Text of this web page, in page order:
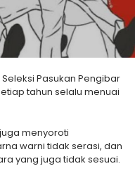
Seleksi Pasukan Pengibar
tahun selalu menuai
menyoroti
warni tidak serasi, dan
yang juga tidak sesuai.